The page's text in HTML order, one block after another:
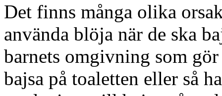
Det finns många olika
använda blöja när de ska
barnets omgivning som
bajsa på toaletten eller så